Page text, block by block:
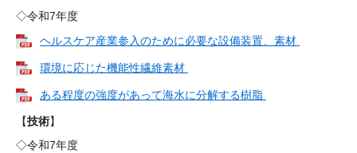
◇令和7年度
ヘルスケア産業参入のために必要な設備装置、素材
環境に応じた機能性繊維素材
ある程度の強度があって海水に分解する樹脂
【技術】
◇令和7年度